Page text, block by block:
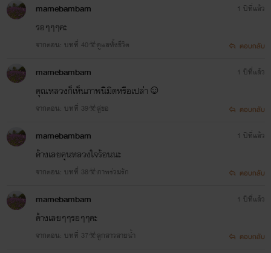
mamebambam
รอๆๆๆคะ
จากตอน: บทที่ 40☣ดูแลทั้งชีวิต
1 ปีที่แล้ว
ตอบกลับ
mamebambam
คุณหลวงก็เห็นภาพนิมิตหรือเปล่่า☺
จากตอน: บทที่ 39☣สู่ขอ
1 ปีที่แล้ว
ตอบกลับ
mamebambam
ค้างเลยคุนหลวงใจร้อนนะ
จากตอน: บทที่ 38☣ภาพร่วมรัก
1 ปีที่แล้ว
ตอบกลับ
mamebambam
ค้างเลยๆๆรอๆๆคะ
จากตอน: บทที่ 37☣ลูกสาวสายน้ำ
1 ปีที่แล้ว
ตอบกลับ